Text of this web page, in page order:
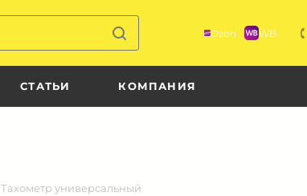
Ozon WB
СТАТЬИ КОМПАНИЯ
Тахометр универсальный